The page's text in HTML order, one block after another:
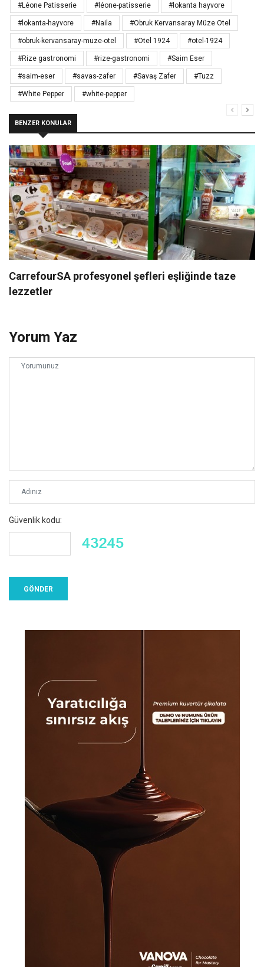
#Léone Patisserie #léone-patisserie #lokanta hayvore
#lokanta-hayvore #Naila #Obruk Kervansaray Müze Otel
#obruk-kervansaray-muze-otel #Otel 1924 #otel-1924
#Rize gastronomi #rize-gastronomi #Saim Eser
#saim-eser #savas-zafer #Savaş Zafer #Tuzz
#White Pepper #white-pepper
BENZER KONULAR
CarrefourSA profesyonel şefleri eşliğinde taze
lezzetler
Yorum Yaz
Güvenlik kodu: